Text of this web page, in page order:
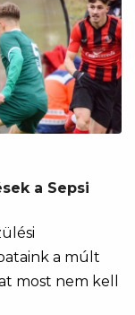
a Sepsi
a múlt
most nem kell